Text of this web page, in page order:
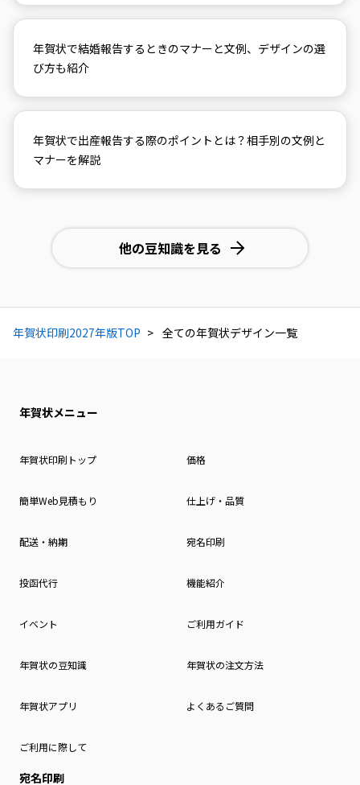
年賀状で結婚報告するときのマナーと文例、デザインの選
び方も紹介
年賀状で出産報告する際のポイントとは？相手別の文例と
マナーを解説
他の豆知識を見る
年賀状印刷2027年版TOP 全ての年賀状デザイン一覧
年賀状メニュー
年賀状印刷トップ 価格
簡単Web見積もり 仕上げ・品質
配送・納期 宛名印刷
投函代行 機能紹介
イベント ご利用ガイド
年賀状の豆知識 年賀状の注文方法
年賀状アプリ よくあるご質問
ご利用に際して
宛名印刷